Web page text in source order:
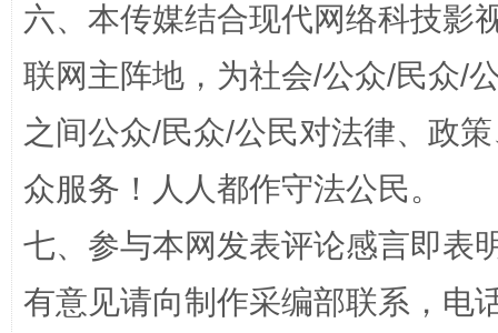
六、本传媒结合现代网络科技影
联网主阵地，为社会/公众/民众/
之间公众/民众/公民对法律、政
众服务！人人都作守法公民。
七、参与本网发表评论感言即表
有意见请向制作采编部联系，电